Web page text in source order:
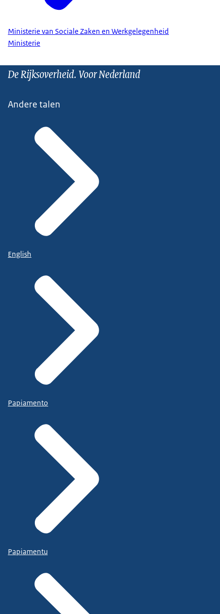
Ministerie van Sociale Zaken en Werkgelegenheid
Ministerie
De Rijksoverheid. Voor Nederland
Andere talen
English
Papiamento
Papiamentu